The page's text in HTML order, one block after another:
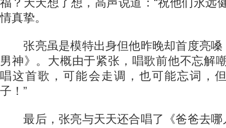
情真挚。
张亮虽是模特出身但他昨晚却首度亮嗓
男神》。大概由于紧张，唱歌前他不忘解
唱这首歌，可能会走调，也可能忘词，
子！”
最后，张亮与天天还合唱了《爸爸去哪